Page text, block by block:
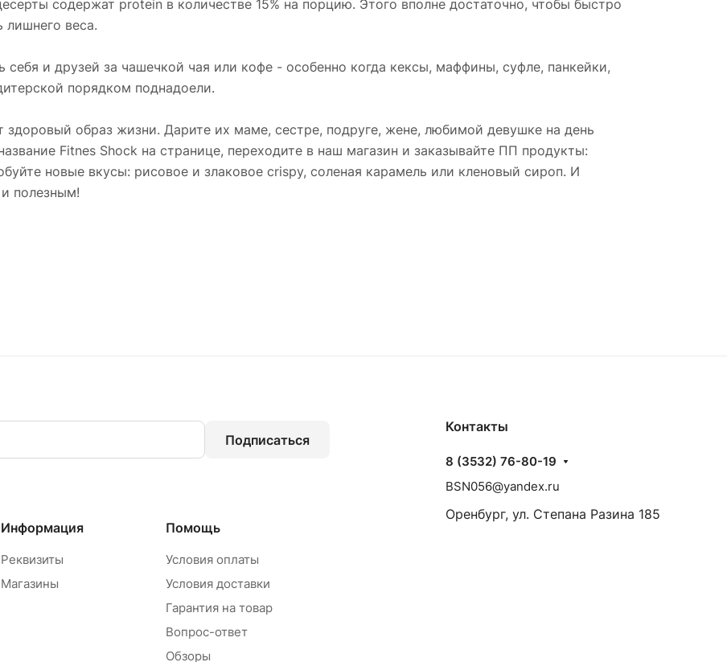
содержат protein в количестве 15% на порцию. Этого вполне достаточно, чтобы быстро
лишнего веса.
и друзей за чашечкой чая или кофе - особенно когда кексы, маффины, суфле, панкейки,
порядком поднадоели.
образ жизни. Дарите их маме, сестре, подруге, жене, любимой девушке на день
Fitnes Shock на странице, переходите в наш магазин и заказывайте ПП продукты:
новые вкусы: рисовое и злаковое crispy, соленая карамель или кленовый сироп. И
полезным!
Подписаться
Информация
Реквизиты
Магазины
Помощь
Условия оплаты
Условия доставки
Гарантия на товар
Вопрос-ответ
Обзоры
Контакты
8 (3532) 76-80-19
BSN056@yandex.ru
Оренбург, ул. Степана Разина 185